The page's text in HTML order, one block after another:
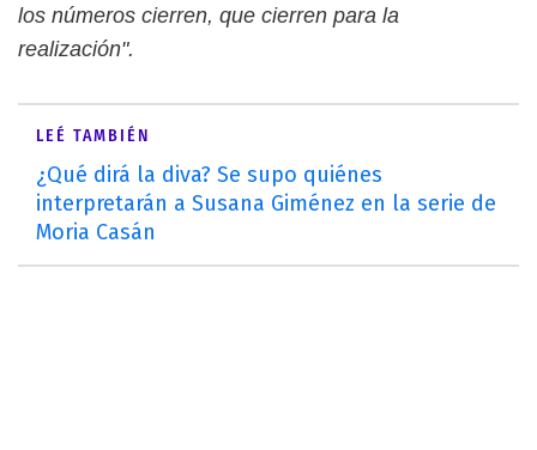
los números cierren, que cierren para la
realización".
LEÉ TAMBIÉN
¿Qué dirá la diva? Se supo quiénes
interpretarán a Susana Giménez en la serie de
Moria Casán